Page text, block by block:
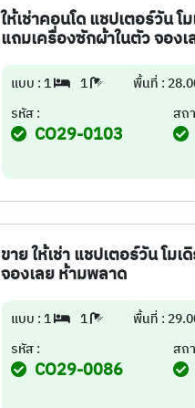
ให้เช่าคอนโด แชปเตอร์วัน
แถมเครื่องซักผ้าในตัว จองเ
แบบ : 1 1 พื้นที่ :
รหัส :
CO29-0103
สถ
ขาย ให้เช่า แชปเตอร์วัน โ
จองเลย ห้ามพลาด
แบบ : 1 1 พื้นที่ :
รหัส :
CO29-0086
สถ